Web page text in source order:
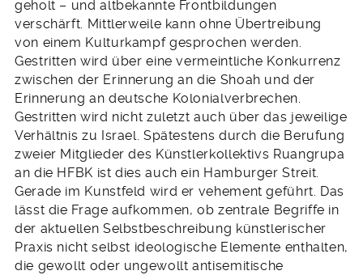
geholt – und altbekannte Frontbildungen
verschärft. Mittlerweile kann ohne Übertreibung
von einem Kulturkampf gesprochen werden.
Gestritten wird über eine vermeintliche Konkurrenz
zwischen der Erinnerung an die Shoah und der
Erinnerung an deutsche Kolonialverbrechen.
Gestritten wird nicht zuletzt auch über das jeweilige
Verhältnis zu Israel. Spätestens durch die Berufung
zweier Mitglieder des Künstlerkollektivs Ruangrupa
an die HFBK ist dies auch ein Hamburger Streit.
Gerade im Kunstfeld wird er vehement geführt. Das
lässt die Frage aufkommen, ob zentrale Begriffe in
der aktuellen Selbstbeschreibung künstlerischer
Praxis nicht selbst ideologische Elemente enthalten,
die gewollt oder ungewollt antisemitische